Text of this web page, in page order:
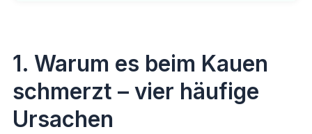
1. Warum es beim Kauen
schmerzt – vier häufige
Ursachen